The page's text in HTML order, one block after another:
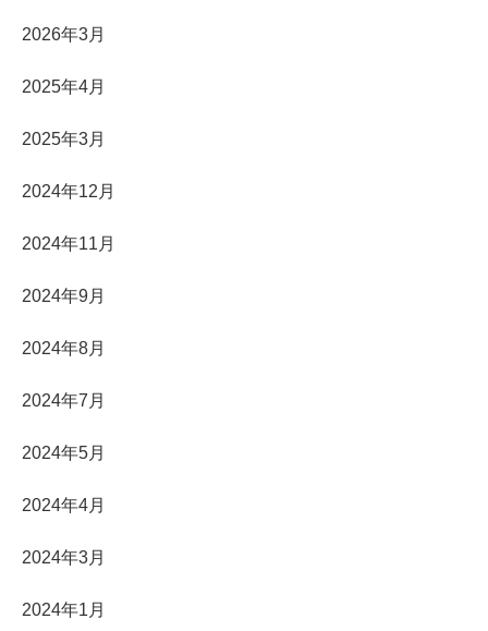
2026年3月
2025年4月
2025年3月
2024年12月
2024年11月
2024年9月
2024年8月
2024年7月
2024年5月
2024年4月
2024年3月
2024年1月